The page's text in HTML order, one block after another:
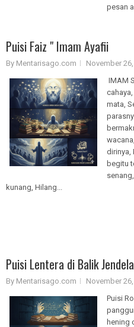
pesan
Puisi Faiz " Imam Ayafii
By Mentarisago.com November
IMAM
mata,
dirinya,
begitu
kunang, Hilang...
Puisi Lentera di Balik
By Mentarisago.com November
Puisi
hening